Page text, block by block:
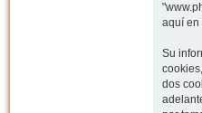
aquí en
Su
dos